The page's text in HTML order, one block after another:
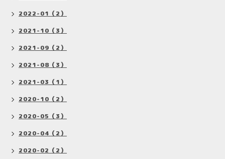
2022-01（2）
2021-10（3）
2021-09（2）
2021-08（3）
2021-03（1）
2020-10（2）
2020-05（3）
2020-04（2）
2020-02（2）